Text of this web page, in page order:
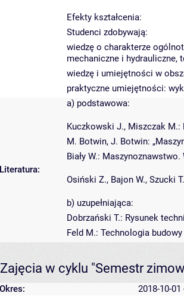
Efekty kształcenia:
Studenci zdobywają:
wiedzę o charakterze
mechaniczne i hydrauliczne,
wiedzę i umiejętności w
praktyczne umiejętności:
Literatura:
a) podstawowa:
Kuczkowski J., Miszczak M.:
M. Botwin, J. Botwin:
Biały W.: Maszynoznawstwo.
Osiński Z., Bajon W., Szucki
b) uzupełniająca:
Dobrzański T.: Rysunek
Feld M.: Technologia
Zajęcia w cyklu "Semestr
Okres: 2018-10-01